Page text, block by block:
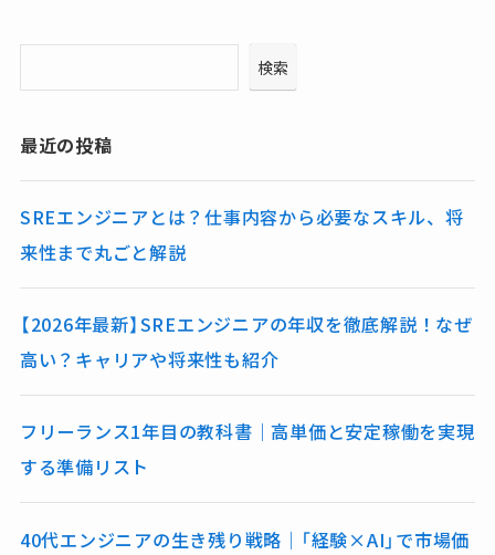
検索
最近の投稿
SREエンジニアとは？仕事内容から必要なスキル、将
来性まで丸ごと解説
【2026年最新】SREエンジニアの年収を徹底解説！なぜ
高い？キャリアや将来性も紹介
フリーランス1年目の教科書｜高単価と安定稼働を実現
する準備リスト
40代エンジニアの生き残り戦略｜「経験×AI」で市場価